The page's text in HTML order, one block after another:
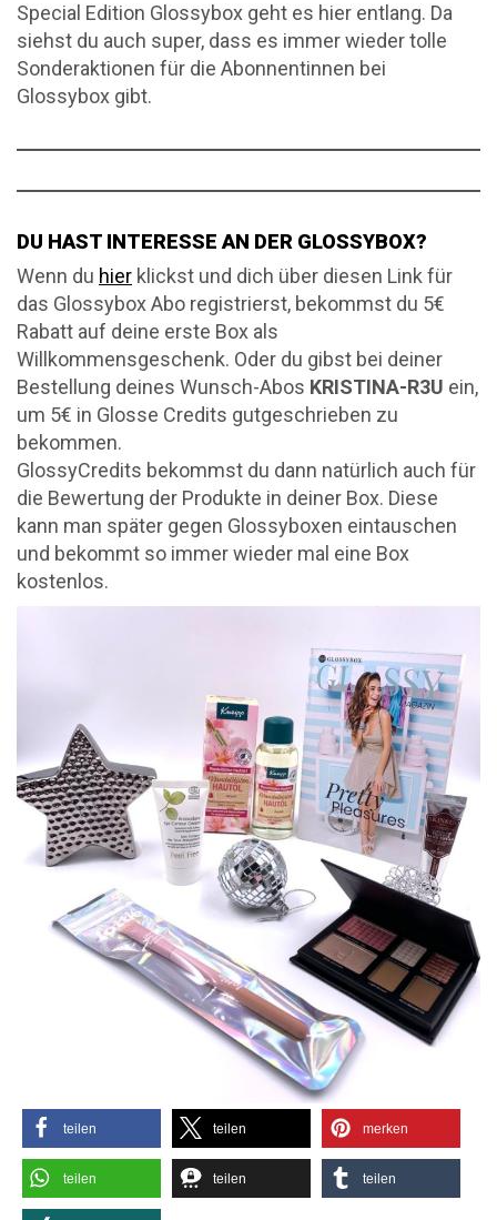
Special Edition Glossybox geht es hier entlang. Da
siehst du auch super, dass es immer wieder tolle
Sonderaktionen für die Abonnentinnen bei
Glossybox gibt.
DU HAST INTERESSE AN DER GLOSSYBOX?
Wenn du hier klickst und dich über diesen Link für
das Glossybox Abo registrierst, bekommst du 5€
Rabatt auf deine erste Box als
Willkommensgeschenk. Oder du gibst bei deiner
Bestellung deines Wunsch-Abos KRISTINA-R3U ein,
um 5€ in Glosse Credits gutgeschrieben zu
bekommen.
GlossyCredits bekommst du dann natürlich auch für
die Bewertung der Produkte in deiner Box. Diese
kann man später gegen Glossyboxen eintauschen
und bekommt so immer wieder mal eine Box
kostenlos.
teilen teilen merken
teilen teilen teilen